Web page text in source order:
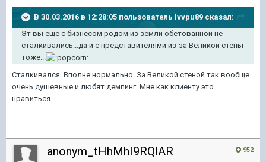
В 30.03.2016 в 12:28:05 пользователь lvvpu89 сказал:
Эт вы еще с бизнесом родом из земли обетованной не
сталкивались...да и с представителями из-за Великой стены
тоже...
Сталкивался. Вполне нормально. За Великой стеной так вообще
очень душевные и любят демпинг. Мне как клиенту это
нравиться.
952
anonym_tHhMhI9RQlAR